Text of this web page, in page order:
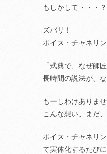
もしかして・・・？
ズバリ！
ボイス・チャネリン
「式典で、なぜ師
長時間の説法が、
もーしわけありませ
こんな想い、まだ
ボイス・チャネリ
て実体化するたびに